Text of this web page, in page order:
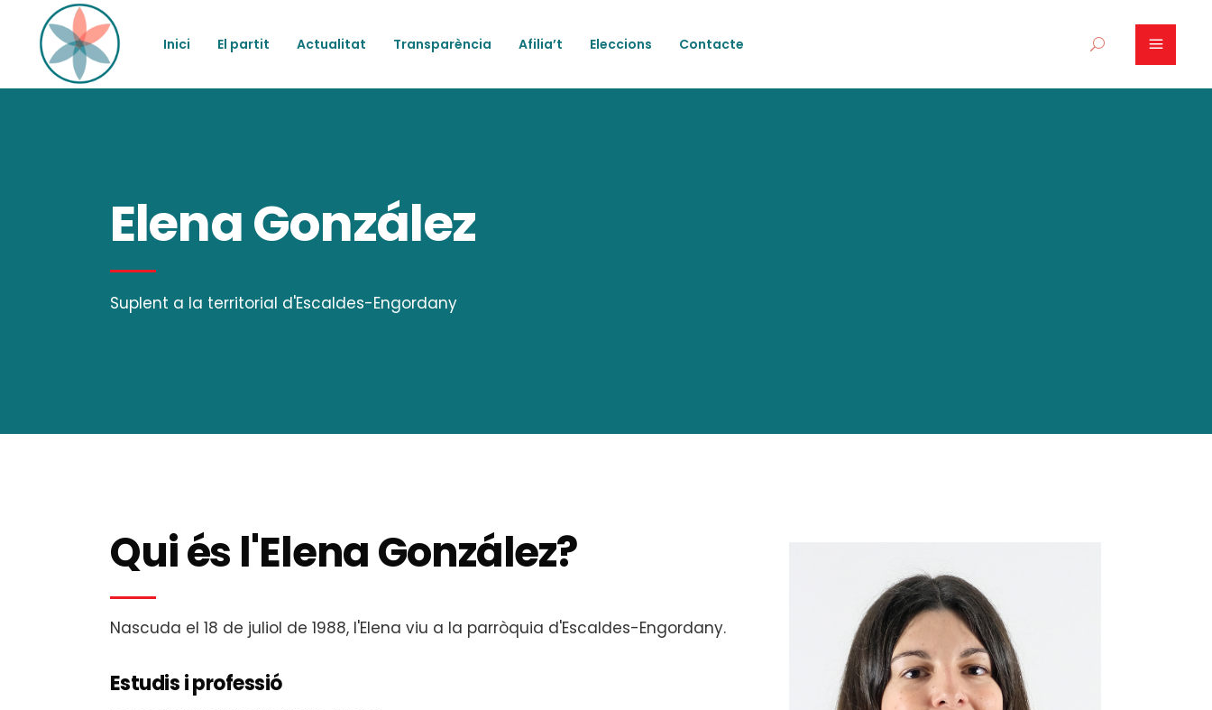
Inici El partit Actualitat Transparència Afilia’t Eleccions Contacte
Elena González
Suplent a la territorial d'Escaldes-Engordany
Qui és l'Elena González?
Nascuda el 18 de juliol de 1988, l'Elena viu a la parròquia d'Escaldes-Engordany.
Estudis i professió